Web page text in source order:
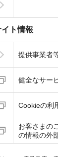
イト情報
提供事業者
健全なサー
Cookieの利
お客さまの
の情報の外